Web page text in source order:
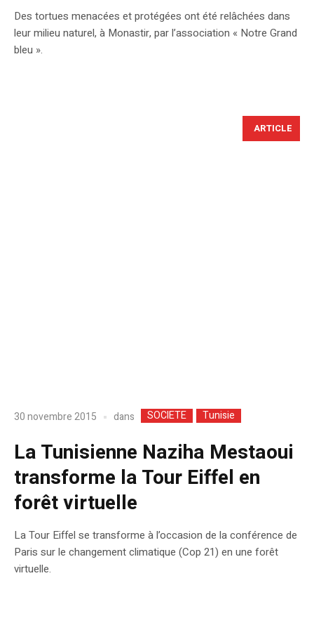
Des tortues menacées et protégées ont été relâchées dans
leur milieu naturel, à Monastir, par l’association « Notre Grand
bleu ».
ARTICLE
30 novembre 2015 dans SOCIETE Tunisie
La Tunisienne Naziha Mestaoui
transforme la Tour Eiffel en
forêt virtuelle
La Tour Eiffel se transforme à l’occasion de la conférence de
Paris sur le changement climatique (Cop 21) en une forêt
virtuelle.